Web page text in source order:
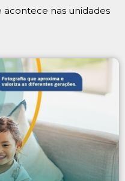
nas unidades